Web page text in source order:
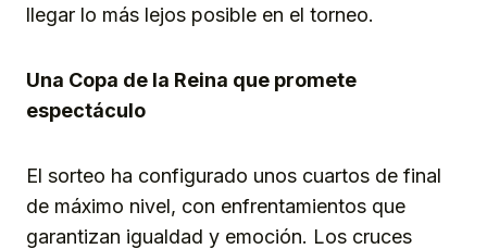
llegar lo más lejos posible en el torneo.
Una Copa de la Reina que promete
espectáculo
El sorteo ha configurado unos cuartos de final
de máximo nivel, con enfrentamientos que
garantizan igualdad y emoción. Los cruces